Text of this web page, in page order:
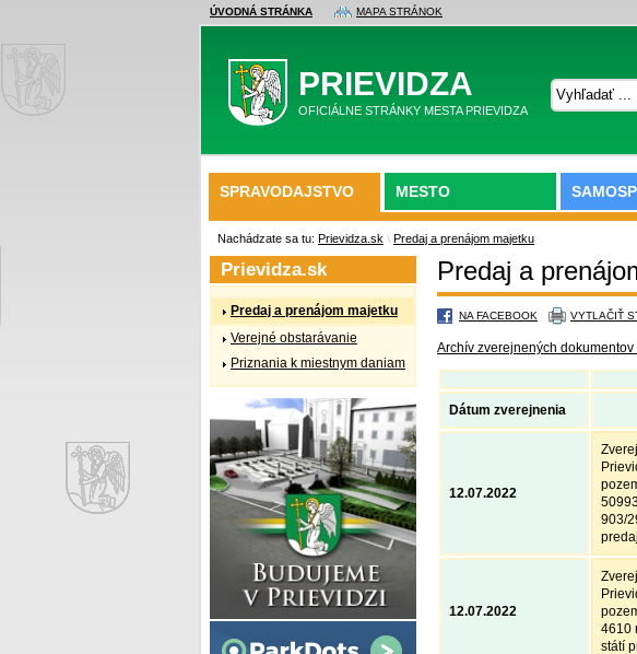
ÚVODNÁ STRÁNKA MAPA STRÁNOK
PRIEVIDZA
OFICIÁLNE STRÁNKY MESTA PRIEVIDZA
SPRAVODAJSTVO MESTO
Nachádzate sa tu: Prievidza.sk \ Predaj a prenájom majetku
Predaj a
NA FACEBOOK VYTLAČIŤ
Archív zverejnených
Dátum zverejnenia
12.07.2022
903/
12.07.2022
4610
státí
Prievidza.sk
Predaj a prenájom majetku
Verejné obstarávanie
Priznania k miestnym daniam